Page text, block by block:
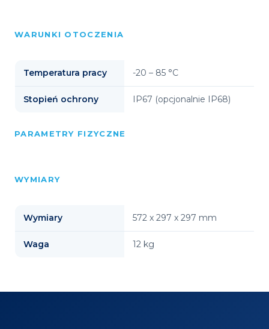
WARUNKI OTOCZENIA
Temperatura pracy -20 – 85 °C
Stopień ochrony IP67 (opcjonalnie IP68)
PARAMETRY FIZYCZNE
WYMIARY
Wymiary 572 x 297 x 297 mm
Waga 12 kg